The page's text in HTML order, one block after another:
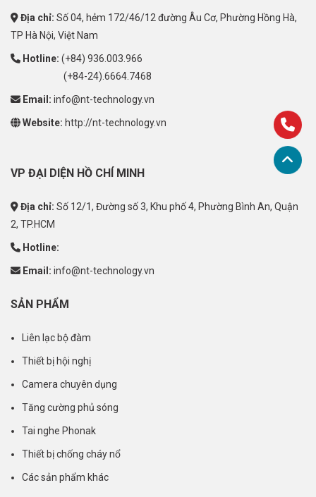
Địa chỉ: Số 04, hẻm 172/46/12 đường Âu Cơ, Phường Hồng Hà,
TP Hà Nội, Việt Nam
Hotline: (+84) 936.003.966
(+84-24).6664.7468
Email: info@nt-technology.vn
Website: http://nt-technology.vn
VP ĐẠI DIỆN HỒ CHÍ MINH
Địa chỉ: Số 12/1, Đường số 3, Khu phố 4, Phường Bình An, Quận
2, TP.HCM
Hotline:
Email: info@nt-technology.vn
SẢN PHẨM
Liên lạc bộ đàm
Thiết bị hội nghị
Camera chuyên dụng
Tăng cường phủ sóng
Tai nghe Phonak
Thiết bị chống cháy nổ
Các sản phẩm khác